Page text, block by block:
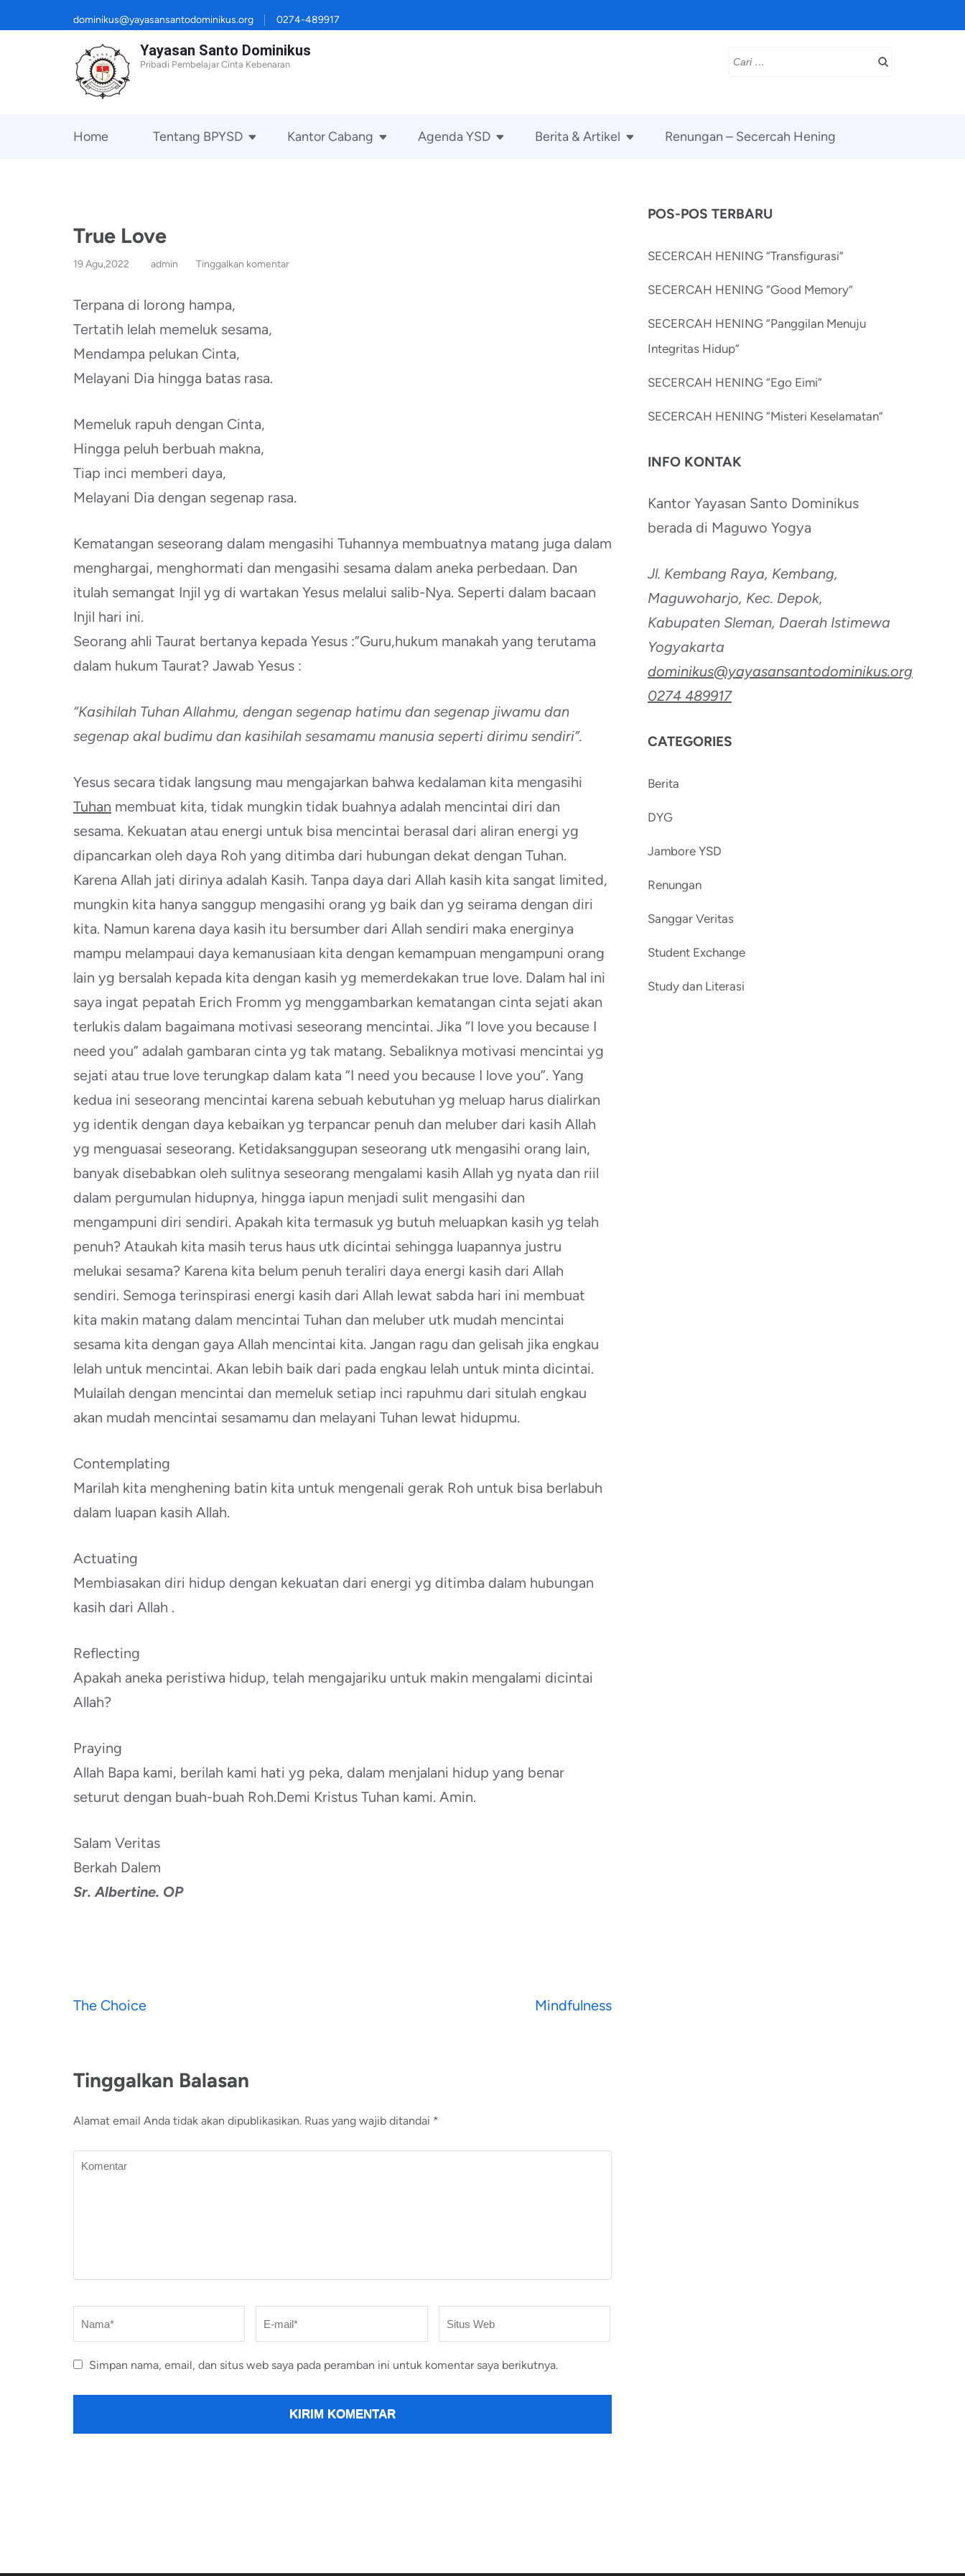
ke
dominikus@yayasansantodominikus.org 0274-489917
Yayasan Santo Dominikus
Pribadi Pembelajar Cinta Kebenaran
Cari
Home Tentang BPYSD Kantor Cabang Agenda YSD Berita & Artikel Renungan – Secercah Hening
True Love
19 Agu,2022 admin Tinggalkan komentar
Terpana di lorong hampa,
Tertatih lelah memeluk sesama,
Mendampa pelukan Cinta,
Melayani Dia hingga batas rasa.
Memeluk rapuh dengan Cinta,
Hingga peluh berbuah makna,
Tiap inci memberi daya,
Melayani Dia dengan segenap rasa.
Kematangan seseorang dalam mengasihi Tuhannya membuatnya matang juga dalam
menghargai, menghormati dan mengasihi sesama dalam aneka perbedaan. Dan
itulah semangat Injil yg di wartakan Yesus melalui salib-Nya. Seperti dalam bacaan
Injil hari ini.
Seorang ahli Taurat bertanya kepada Yesus :”Guru,hukum manakah yang terutama
dalam hukum Taurat? Jawab Yesus :
“Kasihilah Tuhan Allahmu, dengan segenap hatimu dan segenap jiwamu dan
segenap akal budimu dan kasihilah sesamamu manusia seperti dirimu sendiri”.
Yesus secara tidak langsung mau mengajarkan bahwa kedalaman kita mengasihi
Tuhan membuat kita, tidak mungkin tidak buahnya adalah mencintai diri dan
sesama. Kekuatan atau energi untuk bisa mencintai berasal dari aliran energi yg
dipancarkan oleh daya Roh yang ditimba dari hubungan dekat dengan Tuhan.
Karena Allah jati dirinya adalah Kasih. Tanpa daya dari Allah kasih kita sangat limited,
mungkin kita hanya sanggup mengasihi orang yg baik dan yg seirama dengan diri
kita. Namun karena daya kasih itu bersumber dari Allah sendiri maka energinya
mampu melampaui daya kemanusiaan kita dengan kemampuan mengampuni orang
lain yg bersalah kepada kita dengan kasih yg memerdekakan true love. Dalam hal ini
saya ingat pepatah Erich Fromm yg menggambarkan kematangan cinta sejati akan
terlukis dalam bagaimana motivasi seseorang mencintai. Jika “I love you because I
need you” adalah gambaran cinta yg tak matang. Sebaliknya motivasi mencintai yg
sejati atau true love terungkap dalam kata “I need you because I love you”. Yang
kedua ini seseorang mencintai karena sebuah kebutuhan yg meluap harus dialirkan
yg identik dengan daya kebaikan yg terpancar penuh dan meluber dari kasih Allah
yg menguasai seseorang. Ketidaksanggupan seseorang utk mengasihi orang lain,
banyak disebabkan oleh sulitnya seseorang mengalami kasih Allah yg nyata dan riil
dalam pergumulan hidupnya, hingga iapun menjadi sulit mengasihi dan
mengampuni diri sendiri. Apakah kita termasuk yg butuh meluapkan kasih yg telah
penuh? Ataukah kita masih terus haus utk dicintai sehingga luapannya justru
melukai sesama? Karena kita belum penuh teraliri daya energi kasih dari Allah
sendiri. Semoga terinspirasi energi kasih dari Allah lewat sabda hari ini membuat
kita makin matang dalam mencintai Tuhan dan meluber utk mudah mencintai
sesama kita dengan gaya Allah mencintai kita. Jangan ragu dan gelisah jika engkau
lelah untuk mencintai. Akan lebih baik dari pada engkau lelah untuk minta dicintai.
Mulailah dengan mencintai dan memeluk setiap inci rapuhmu dari situlah engkau
akan mudah mencintai sesamamu dan melayani Tuhan lewat hidupmu.
Contemplating
Marilah kita menghening batin kita untuk mengenali gerak Roh untuk bisa berlabuh
dalam luapan kasih Allah.
Actuating
Membiasakan diri hidup dengan kekuatan dari energi yg ditimba dalam hubungan
kasih dari Allah .
Reflecting
Apakah aneka peristiwa hidup, telah mengajariku untuk makin mengalami dicintai
Allah?
Praying
Allah Bapa kami, berilah kami hati yg peka, dalam menjalani hidup yang benar
seturut dengan buah-buah Roh.Demi Kristus Tuhan kami. Amin.
Salam Veritas
Berkah Dalem
Sr. Albertine. OP
Navigasi
The Choice Mindfulness
Tinggalkan Balasan
Alamat email Anda tidak akan dipublikasikan. Ruas yang wajib ditandai *
Komentar
Nama
E-
mail*
Situs
Web
Simpan nama, email, dan situs web saya pada peramban ini untuk komentar saya berikutnya.
POS-POS TERBARU
SECERCAH HENING “Transfigurasi”
SECERCAH HENING “Good Memory”
SECERCAH HENING “Panggilan Menuju
Integritas Hidup”
SECERCAH HENING “Ego Eimi”
SECERCAH HENING “Misteri Keselamatan”
INFO KONTAK
Kantor Yayasan Santo Dominikus
berada di Maguwo Yogya
Jl. Kembang Raya, Kembang,
Maguwoharjo, Kec. Depok,
Kabupaten Sleman, Daerah Istimewa
Yogyakarta
dominikus@yayasansantodominikus.org
0274 489917
CATEGORIES
Berita
DYG
Jambore YSD
Renungan
Sanggar Veritas
Student Exchange
Study dan Literasi